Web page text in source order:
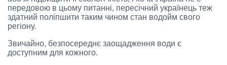
передовою в цьому питанні, пересічний українець теж
здатний поліпшити таким чином стан водойм свого
регіону.
Звичайно, безпосереднє заощадження води є
доступним для кожного.